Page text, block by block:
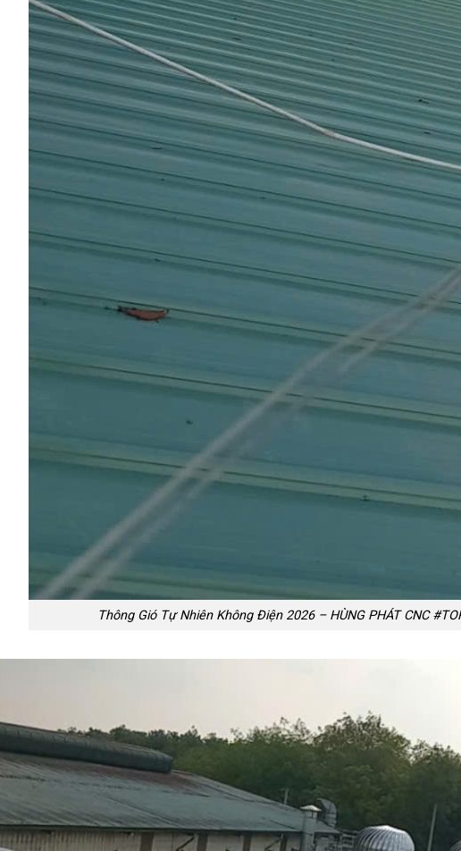
Thông Gió Tự Nhiên Không Điện 2026 – HÙNG PHÁT CNC